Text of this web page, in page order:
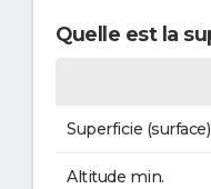
Quelle est la
Superficie (surface)
Altitude min.